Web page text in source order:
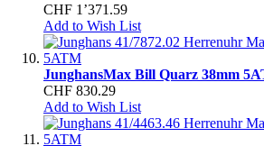
CHF 1’371.59
Add to Wish List
JunghansMax Bill Quarz 38mm
CHF 830.29
Add to Wish List